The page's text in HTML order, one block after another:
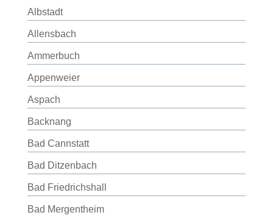
Albstadt
Allensbach
Ammerbuch
Appenweier
Aspach
Backnang
Bad Cannstatt
Bad Ditzenbach
Bad Friedrichshall
Bad Mergentheim